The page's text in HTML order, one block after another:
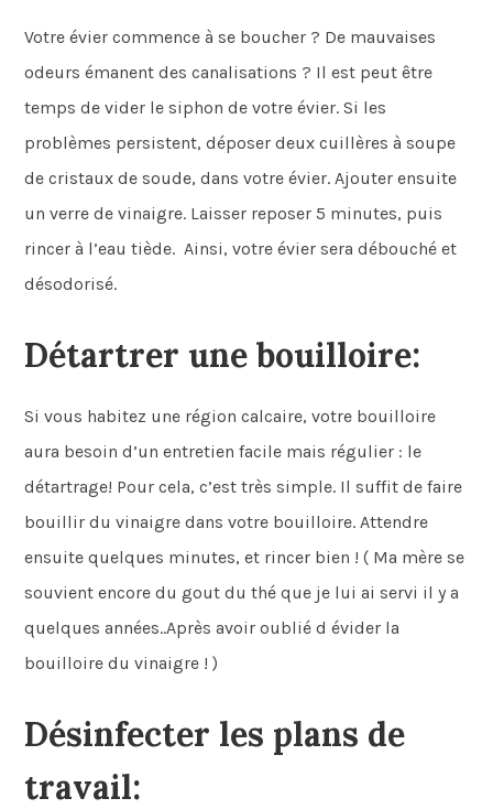
Votre évier commence à se boucher ? De mauvaises
odeurs émanent des canalisations ? Il est peut être
temps de vider le siphon de votre évier. Si les
problèmes persistent, déposer deux cuillères à soupe
de cristaux de soude, dans votre évier. Ajouter ensuite
un verre de vinaigre. Laisser reposer 5 minutes, puis
rincer à l’eau tiède. Ainsi, votre évier sera débouché et
désodorisé.
Détartrer une bouilloire:
Si vous habitez une région calcaire, votre bouilloire
aura besoin d’un entretien facile mais régulier : le
détartrage! Pour cela, c’est très simple. Il suffit de faire
bouillir du vinaigre dans votre bouilloire. Attendre
ensuite quelques minutes, et rincer bien ! ( Ma mère se
souvient encore du gout du thé que je lui ai servi il y a
quelques années..Après avoir oublié d évider la
bouilloire du vinaigre ! )
Désinfecter les plans de
travail: